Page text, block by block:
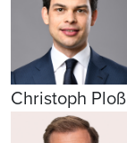
Christoph Ploß